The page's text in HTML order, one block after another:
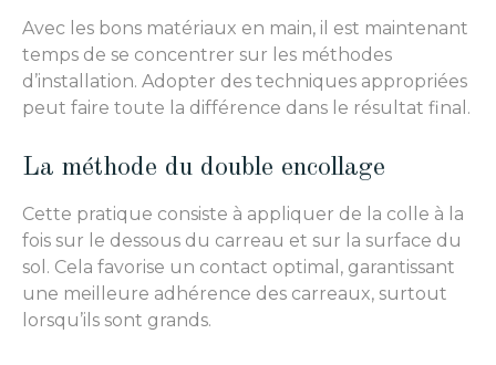
Avec les bons matériaux en main, il est maintenant
temps de se concentrer sur les méthodes
d’installation. Adopter des techniques appropriées
peut faire toute la différence dans le résultat final.
La méthode du double encollage
Cette pratique consiste à appliquer de la colle à la
fois sur le dessous du carreau et sur la surface du
sol. Cela favorise un contact optimal, garantissant
une meilleure adhérence des carreaux, surtout
lorsqu’ils sont grands.